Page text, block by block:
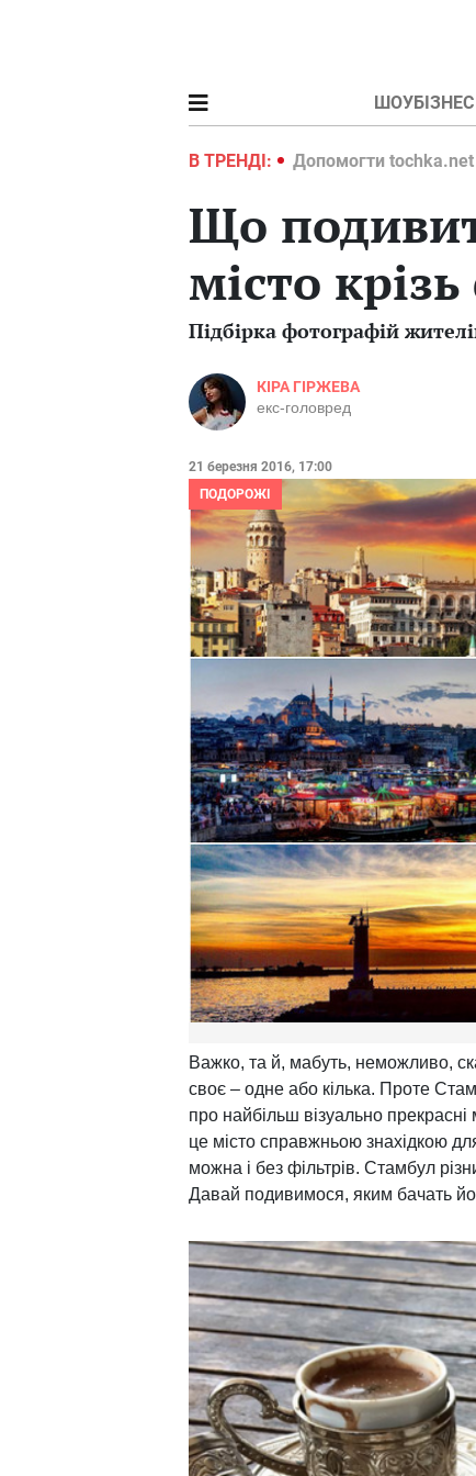
ШОУБІЗНЕС
В ТРЕНДІ:
Війна в Україні 2022 Допомогти tochka.net
Що
місто
Підбірка фотографій
КІРА ГІРЖЕВА
екс-головред
21 березня 2016, 17:00
ПОДОРОЖІ
Важко, та й, мабуть, неможливо,
своє – одне або кілька. Проте
про найбільш візуально прекрасні
це місто справжньою знахідкою
можна і без фільтрів. Стамбул
Давай подивимося, яким бачать